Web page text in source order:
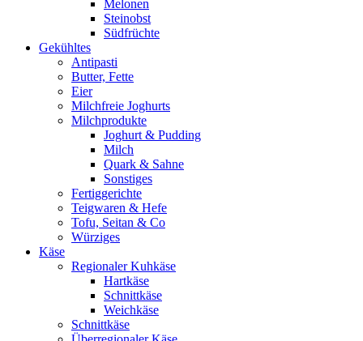
Melonen
Steinobst
Südfrüchte
Gekühltes
Antipasti
Butter, Fette
Eier
Milchfreie Joghurts
Milchprodukte
Joghurt & Pudding
Milch
Quark & Sahne
Sonstiges
Fertiggerichte
Teigwaren & Hefe
Tofu, Seitan & Co
Würziges
Käse
Regionaler Kuhkäse
Hartkäse
Schnittkäse
Weichkäse
Schnittkäse